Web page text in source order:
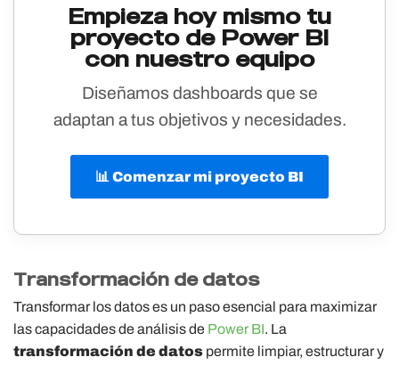
Empieza hoy mismo tu
proyecto de Power BI
con nuestro equipo
Diseñamos dashboards que se
adaptan a tus objetivos y necesidades.
📊 Comenzar mi proyecto BI
Transformación de datos
Transformar los datos es un paso esencial para maximizar
las capacidades de análisis de Power BI. La
transformación de datos permite limpiar, estructurar y